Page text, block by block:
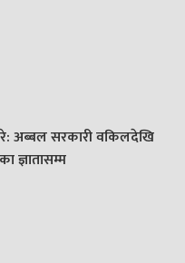
अब्बल सरकारी वकिलदेखि
ज्ञातासम्म